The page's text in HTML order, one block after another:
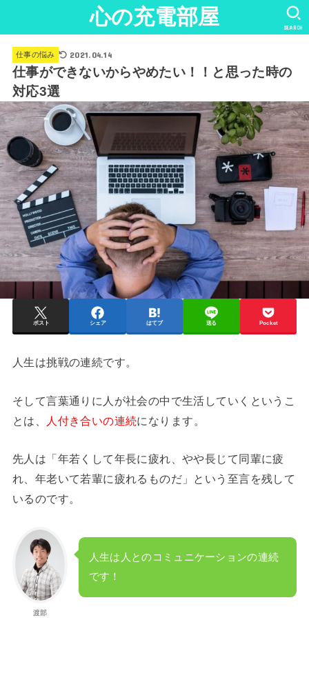
心の充電部屋 SEARCH
仕事の悩み 2021.04.14
仕事ができないからやめたい！！と思った時の
対応3選
ポスト シェア はてブ 送る Pocket
人生は挑戦の連続です。
そして言葉通りに人が社会の中で生活していくというこ
とは、
人付き合いの連続になります。
先人は「年若くして年長に疲れ、やや長じて同輩に疲
れ、年老いて若輩に疲れるものだ」という至言を残して
いるのです。
渡部
人生は人とのコミュニケーションの連続
です！